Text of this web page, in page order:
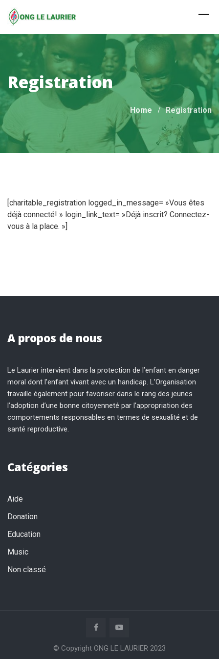
content
Registration
Home Registration
[charitable_registration logged_in_message= »Vous êtes
déjà connecté! » login_link_text= »Déjà inscrit? Connectez-
vous à la place. »]
A propos de nous
Le Laurier intervient dans la protection de l’enfant en danger
moral dont l’enfant vivant avec un handicap. L’Organisation
travaille également pour favoriser dans le rang des jeunes
l’adoption d’une bonne citoyenneté par l’appropriation des
comportements responsables en termes de sexualité et de
santé reproductive.
Catégories
Aide
Donation
Education
Music
Non classé
© Copyright ONG LE LAURIER 2023